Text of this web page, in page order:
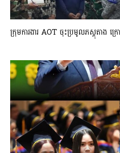
ក្រុមការងារ AOT ចុះប្រមូលភស្តុតាង ក្